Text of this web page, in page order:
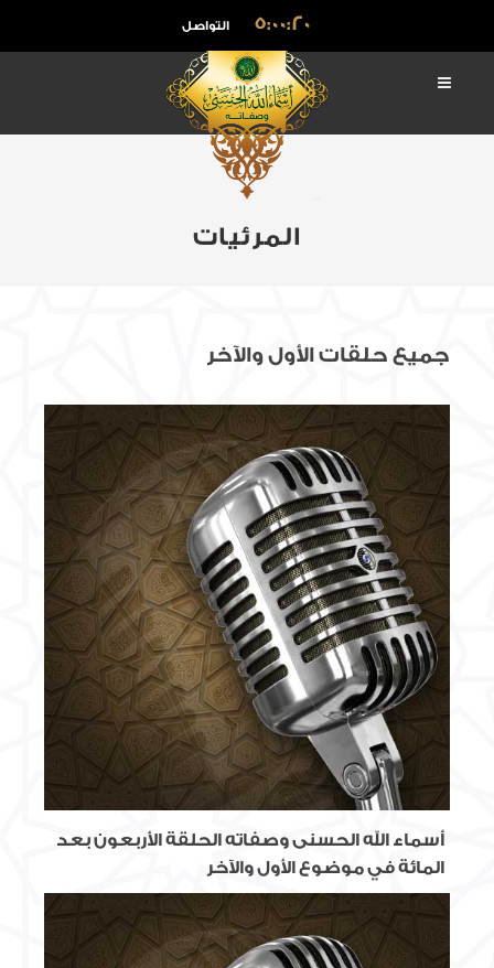
5:00:21 التواصل
المرئيات
جميع حلقات الأول والآخر
أسماء الله الحسنى وصفاته الحلقة الأربعون بعد
المائة في موضوع الأول والآخر